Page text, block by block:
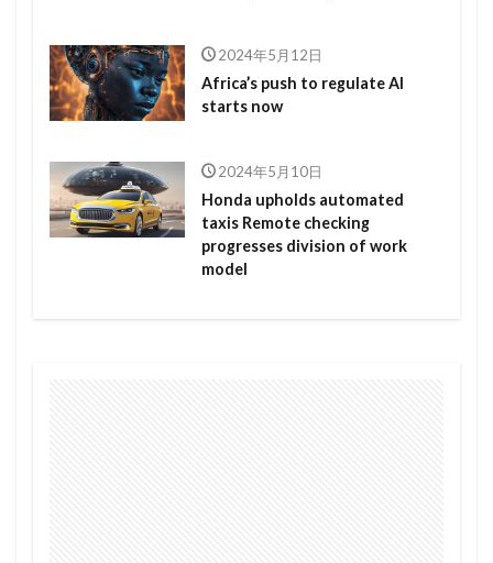
2024年5月12日
Africa’s push to regulate AI
starts now
2024年5月10日
Honda upholds automated
taxis Remote checking
progresses division of work
model